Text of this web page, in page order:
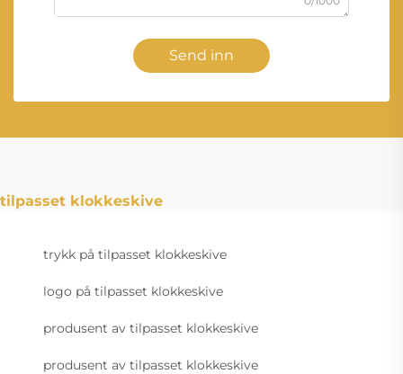
Send inn
tilpasset klokkeskive
trykk på tilpasset klokkeskive
logo på tilpasset klokkeskive
produsent av tilpasset klokkeskive
produsent av tilpasset klokkeskive